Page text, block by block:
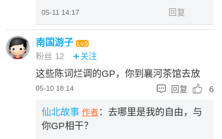
05-11 14:17 回复
南国游子
粉丝 12 关注
这些陈词烂调的GP，你到襄河茶馆去放
05-10 18:14  回复  6
仙北故事 作者 ：去哪里是我的自由，与
你GP相干？